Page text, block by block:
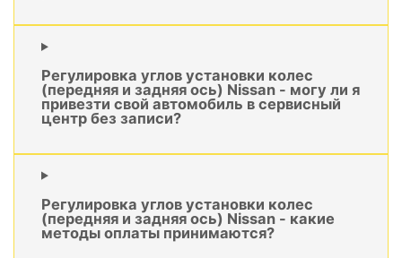
Регулировка углов установки колес
(передняя и задняя ось) Nissan - могу ли я
привезти свой автомобиль в сервисный
центр без записи?
Регулировка углов установки колес
(передняя и задняя ось) Nissan - какие
методы оплаты принимаются?